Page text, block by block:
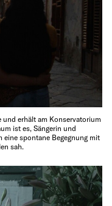
und erhält am Konservatorium
ist es, Sängerin und
spontane Begegnung mit
sah.